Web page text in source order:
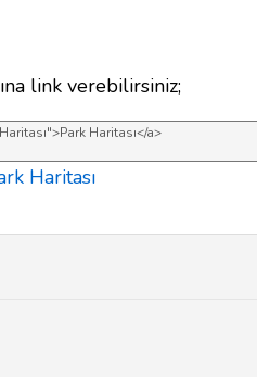
link verebilirsiniz;
Haritası